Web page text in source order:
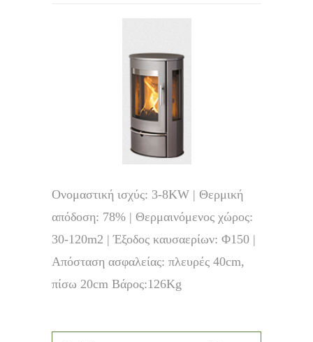
Ονομαστική ισχύς: 3-8KW | Θερμική
απόδοση: 78% | Θερμαινόμενος χώρος:
30-120m2 | Έξοδος καυσαερίων: Φ150 |
Απόσταση ασφαλείας: πλευρές 40cm,
πίσω 20cm Βάρος:126Kg